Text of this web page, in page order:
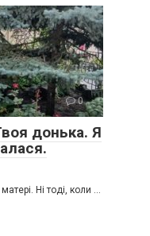
0
донька. Я
Ні тоді, коли …